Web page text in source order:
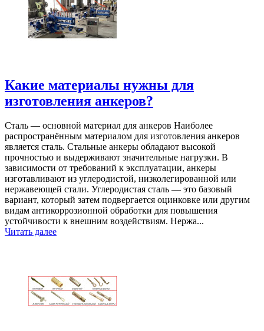
Какие материалы нужны для
изготовления анкеров?
Сталь — основной материал для анкеров Наиболее
распространённым материалом для изготовления анкеров
является сталь. Стальные анкеры обладают высокой
прочностью и выдерживают значительные нагрузки. В
зависимости от требований к эксплуатации, анкеры
изготавливают из углеродистой, низколегированной или
нержавеющей стали. Углеродистая сталь — это базовый
вариант, который затем подвергается оцинковке или другим
видам антикоррозионной обработки для повышения
устойчивости к внешним воздействиям. Нержа...
Читать далее